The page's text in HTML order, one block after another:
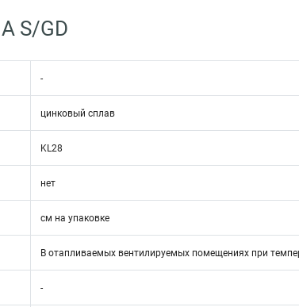
S/GD
-
цинковый сплав
KL28
нет
см на упаковке
В отапливаемых вентилируемых помещениях при
-